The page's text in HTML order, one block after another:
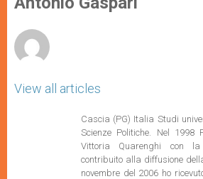
p e k
View all articles
Cascia (PG) Italia Studi
Scienze Politiche. Nel 1998
Vittoria Quarenghi con
contribuito alla diffusione
novembre del 2006 ho